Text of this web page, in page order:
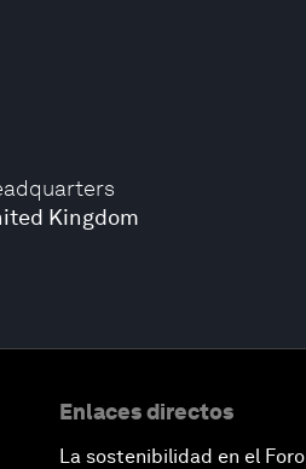
Kingdom
Enlaces directos
La sostenibilidad en el Foro